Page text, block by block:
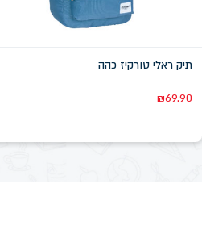
תיק ראלי טורקיז כהה
₪69.90